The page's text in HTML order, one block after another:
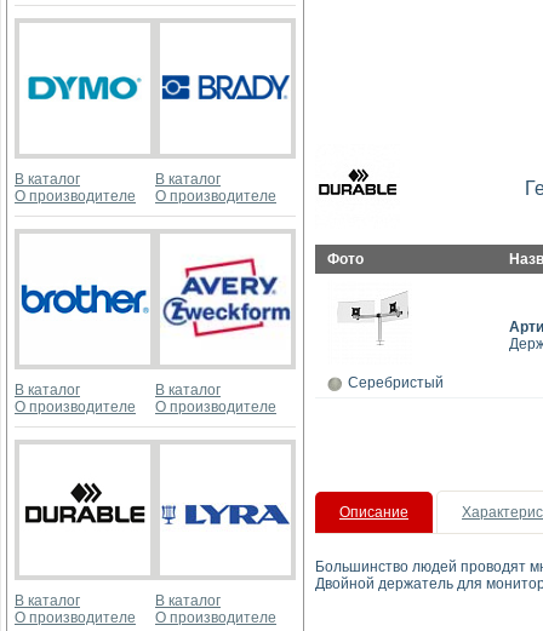
В каталог
О производителе
В каталог
О производителе
В каталог
О производителе
В каталог
О производителе
В каталог
О производителе
В каталог
О производителе
Фото
Серебристый
Описание
Большинство людей проводят
Двойной держатель для